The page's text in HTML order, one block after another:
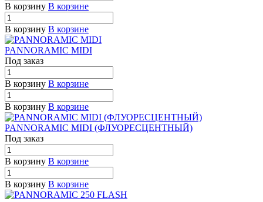
В корзину В корзине
В корзину В корзине
PANNORAMIC MIDI
Под заказ
В корзину В корзине
В корзину В корзине
PANNORAMIC MIDI (ФЛУОРЕСЦЕНТНЫЙ)
Под заказ
В корзину В корзине
В корзину В корзине